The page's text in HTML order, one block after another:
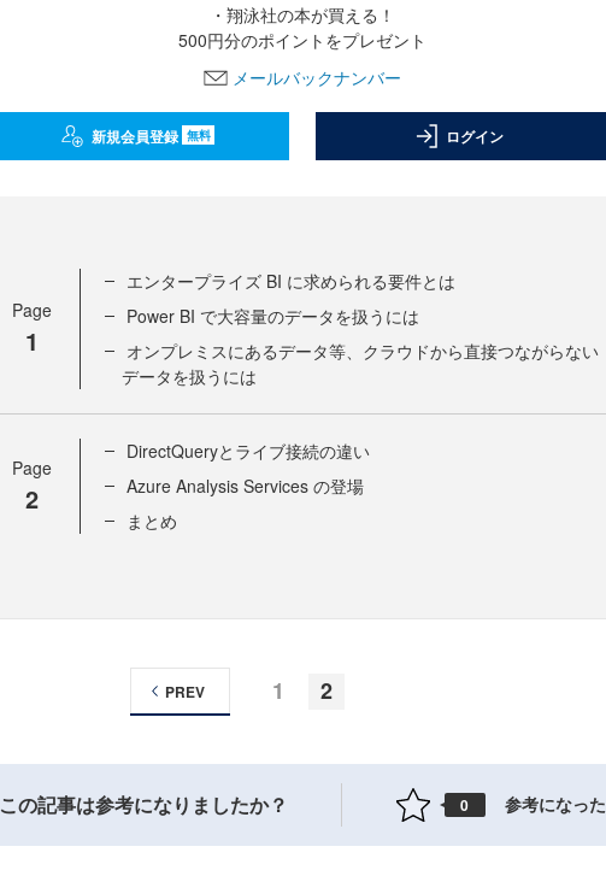
・翔泳社の本が買える！
500円分のポイントをプレゼント
メールバックナンバー
新規会員登録 無料 ログイン
Page
1
エンタープライズ BI に求められる要件とは
Power BI で大容量のデータを扱うには
オンプレミスにあるデータ等、クラウドから直接つながらない
データを扱うには
Page
2
DirectQueryとライブ接続の違い
Azure Analysis Services の登場
まとめ
1 2
PREV
この記事は参考になりましたか？ 0 参考になった